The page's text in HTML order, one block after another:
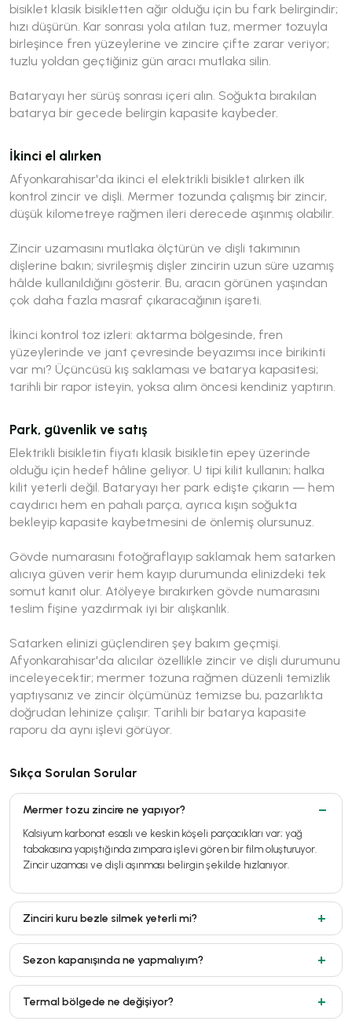
bisiklet klasik bisikletten ağır olduğu için bu fark belirgindir;
hızı düşürün. Kar sonrası yola atılan tuz, mermer tozuyla
birleşince fren yüzeylerine ve zincire çifte zarar veriyor;
tuzlu yoldan geçtiğiniz gün aracı mutlaka silin.
Bataryayı her sürüş sonrası içeri alın. Soğukta bırakılan
batarya bir gecede belirgin kapasite kaybeder.
İkinci el alırken
Afyonkarahisar'da ikinci el elektrikli bisiklet alırken ilk
kontrol zincir ve dişli. Mermer tozunda çalışmış bir zincir,
düşük kilometreye rağmen ileri derecede aşınmış olabilir.
Zincir uzamasını mutlaka ölçtürün ve dişli takımının
dişlerine bakın; sivrileşmiş dişler zincirin uzun süre uzamış
hâlde kullanıldığını gösterir. Bu, aracın görünen yaşından
çok daha fazla masraf çıkaracağının işareti.
İkinci kontrol toz izleri: aktarma bölgesinde, fren
yüzeylerinde ve jant çevresinde beyazımsı ince birikinti
var mı? Üçüncüsü kış saklaması ve batarya kapasitesi;
tarihli bir rapor isteyin, yoksa alım öncesi kendiniz yaptırın.
Park, güvenlik ve satış
Elektrikli bisikletin fiyatı klasik bisikletin epey üzerinde
olduğu için hedef hâline geliyor. U tipi kilit kullanın; halka
kilit yeterli değil. Bataryayı her park edişte çıkarın — hem
caydırıcı hem en pahalı parça, ayrıca kışın soğukta
bekleyip kapasite kaybetmesini de önlemiş olursunuz.
Gövde numarasını fotoğraflayıp saklamak hem satarken
alıcıya güven verir hem kayıp durumunda elinizdeki tek
somut kanıt olur. Atölyeye bırakırken gövde numarasını
teslim fişine yazdırmak iyi bir alışkanlık.
Satarken elinizi güçlendiren şey bakım geçmişi.
Afyonkarahisar'da alıcılar özellikle zincir ve dişli durumunu
inceleyecektir; mermer tozuna rağmen düzenli temizlik
yaptıysanız ve zincir ölçümünüz temizse bu, pazarlıkta
doğrudan lehinize çalışır. Tarihli bir batarya kapasite
raporu da aynı işlevi görüyor.
Sıkça Sorulan Sorular
Mermer tozu zincire ne yapıyor?
Kalsiyum karbonat esaslı ve keskin köşeli parçacıkları var; yağ
tabakasına yapıştığında zımpara işlevi gören bir film oluşturuyor.
Zincir uzaması ve dişli aşınması belirgin şekilde hızlanıyor.
Zinciri kuru bezle silmek yeterli mi?
Sezon kapanışında ne yapmalıyım?
Termal bölgede ne değişiyor?